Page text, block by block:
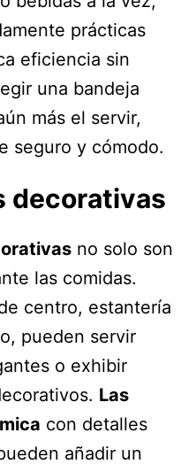
prácticas
eficiencia sin
una bandeja
más el servir,
seguro y cómodo.
decorativas
no solo son
las comidas.
centro, estantería
pueden servir
o exhibir
Las
con detalles
añadir un